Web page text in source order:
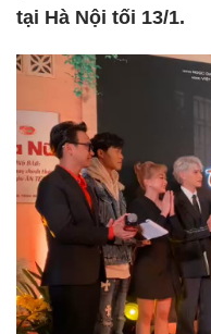
tại Hà Nội tối 13/1.